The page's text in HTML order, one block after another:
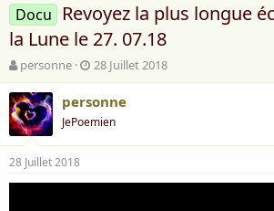
Docu
Revoyez la plus longue
la Lune le 27. 07.18
A
u
t
e
u
r
d
e
personne
D
a
t
d
e
é
28 Juillet 2018
personne
JePoemien
28 Juillet 2018